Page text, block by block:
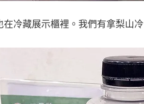
在冷藏展示櫃裡。我們有拿梨山